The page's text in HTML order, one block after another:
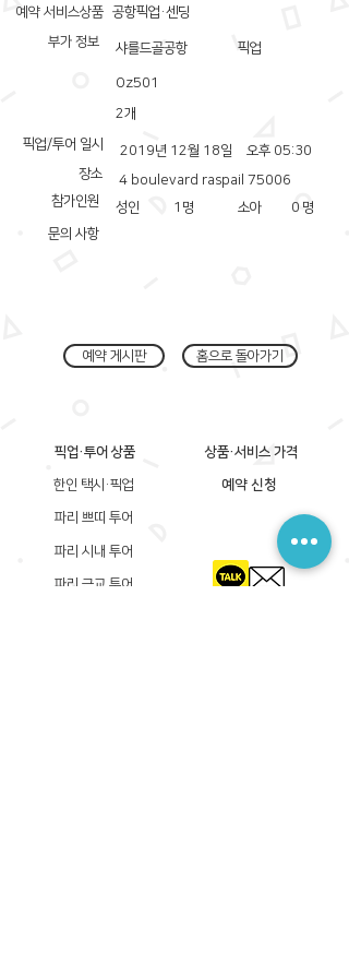
부가 정보
픽업/투어 일시
장소
참가인원
문의 사항
예약 서비스상품 공항픽업·센딩
샤를드골공항 픽업
Oz501
2개
2019년 12월 18일
오후 05:30
4 boulevard raspail 75006
성인
1 명 소아 0 명
예약 게시판 홈으로 돌아가기
픽업·투어 상품
한인 택시·픽업
상품·서비스 가격
예약 신청
파리 쁘띠 투어
파리 시내 투어
파리 근교 투어